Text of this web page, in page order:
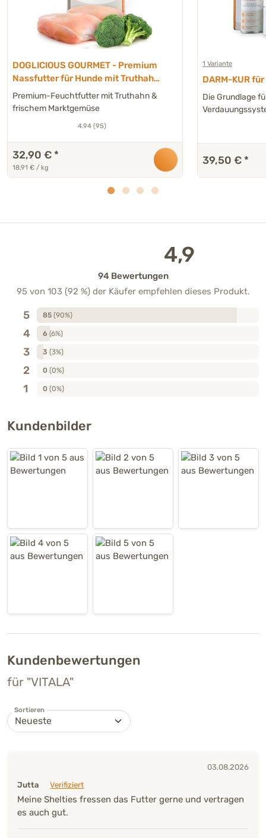
DOGLICIOUS GOURMET - Premium
Nassfutter für Hunde mit Truthahn
& Marktgemüse - 6 x 290 g
Premium-Feuchtfutter mit Truthahn &
frischem Marktgemüse
4.94 (95)
32,90 € *
18,91 € / kg
1 Variante
DARM-KUR
Die Grundlage
39,50 € *
4,9
94 Bewertungen
95 von 103 (92 %) der Käufer empfehlen dieses Produkt.
5 85 (90%)
4 6 (6%)
3 3 (3%)
2 0 (0%)
1 0 (0%)
Kundenbilder
Kundenbewertungen
für "VITALA"
Sortieren
03.08.2026
Jutta
Verifiziert
Meine Shelties fressen das Futter gerne und vertragen
es auch gut.